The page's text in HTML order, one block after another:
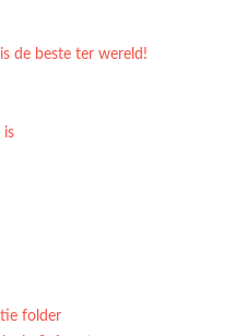
de beste ter wereld!
is
folder